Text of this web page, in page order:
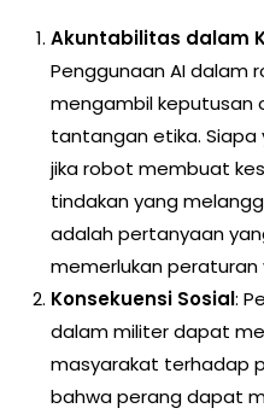
Akuntabilitas dalam
Penggunaan AI dalam
mengambil keputusan
tantangan etika.
jika robot membuat
tindakan yang
adalah pertanyaan
memerlukan peraturan
Konsekuensi Sosial:
dalam militer dapat
masyarakat terhadap
bahwa perang dapat